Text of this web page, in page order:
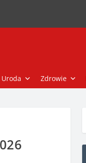
Uroda Zdrowie